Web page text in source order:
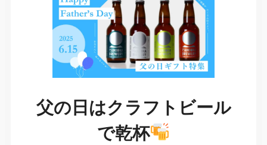
父の日はクラフトビール
で乾杯